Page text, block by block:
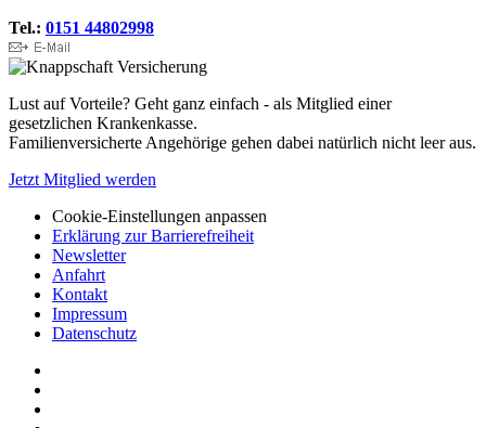
Tel.: 0151 44802998
Lust auf Vorteile? Geht ganz einfach - als Mitglied einer
gesetzlichen Krankenkasse.
Familienversicherte Angehörige gehen dabei natürlich nicht leer aus.
Jetzt Mitglied werden
Cookie-Einstellungen anpassen
Erklärung zur Barrierefreiheit
Newsletter
Anfahrt
Kontakt
Impressum
Datenschutz